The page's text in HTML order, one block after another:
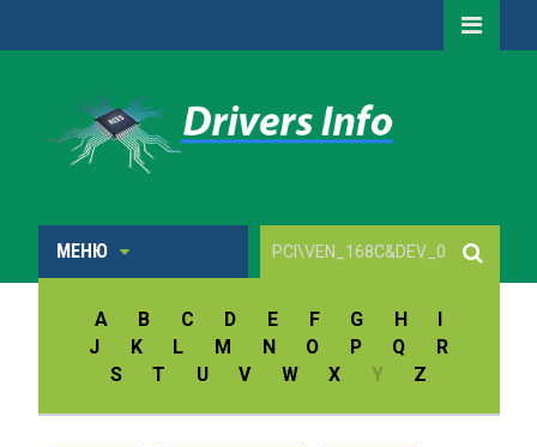
МЕНЮ
A B C D E F G H
I
J
K L M N O P Q
R
S
T U V W X Y Z